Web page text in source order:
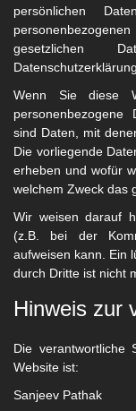
persönlichen
gesetzlichen
Datenschutzerklärung.
Wenn Sie diese
personenbezogene
sind Daten, mit
Die vorliegende
erheben und wofür
welchem Zweck das
Wir weisen darauf
(z.B. bei der
aufweisen kann. Ein
durch Dritte ist nicht
Hinweis zur
Die verantwortliche
Website ist:
Sanjeev Pathak